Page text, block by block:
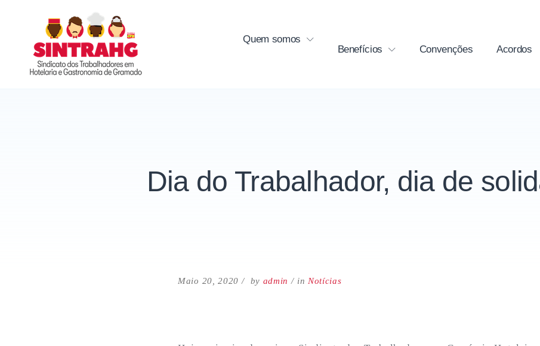
SINTRAHG
Quem somos
Benefícios
Convenções Acordos
Dia do Trabalhador, dia de
Maio 20, 2020 by admin in Notícias